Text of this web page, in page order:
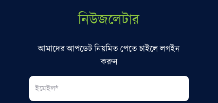
নিউজলেটার
আমাদের আপডেট নিয়মিত পেতে চাইলে লগইন
করুন